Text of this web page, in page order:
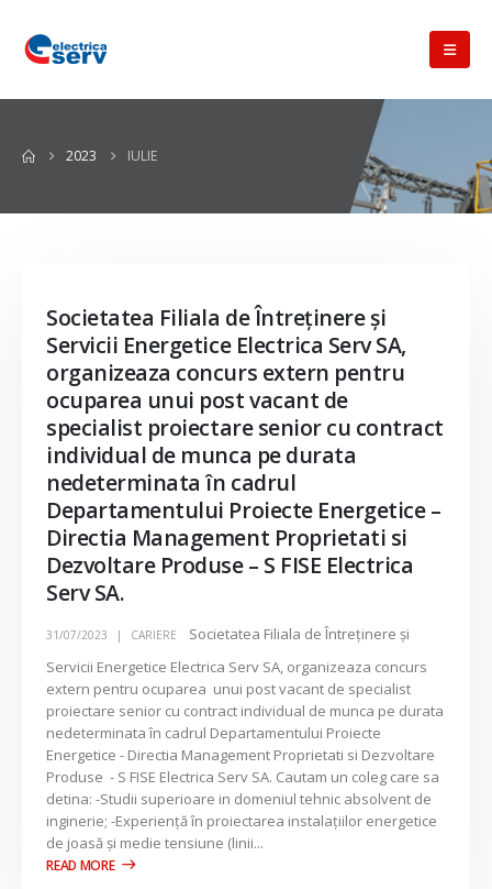
2023 IULIE
Societatea Filiala de Întreţinere şi
Servicii Energetice Electrica Serv SA,
organizeaza concurs extern pentru
ocuparea unui post vacant de
specialist proiectare senior cu contract
individual de munca pe durata
nedeterminata în cadrul
Departamentului Proiecte Energetice –
Directia Management Proprietati si
Dezvoltare Produse – S FISE Electrica
Serv SA.
31/07/2023 CARIERE
Societatea Filiala de Întreţinere şi
Servicii Energetice Electrica Serv SA, organizeaza concurs
extern pentru ocuparea unui post vacant de specialist
proiectare senior cu contract individual de munca pe durata
nedeterminata în cadrul Departamentului Proiecte
Energetice - Directia Management Proprietati si Dezvoltare
Produse - S FISE Electrica Serv SA. Cautam un coleg care sa
detina: -Studii superioare in domeniul tehnic absolvent de
inginerie; -Experienţă în proiectarea instalaţiilor energetice
de joasă şi medie tensiune (linii...